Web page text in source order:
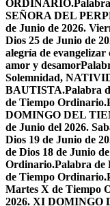
ORDINARIO.
SEÑORA DEL
de Junio de 2026.
Dios 25 de Junio de
alegría de evangelizar
amor y desamor
Solemnidad,
BAUTISTA.Palabra
de Tiempo Ordinario.
DOMINGO DEL
de Junio del 2026.
Dios 19 de Junio de
de Dios 18 de Junio
Ordinario.Palabra de
de Tiempo Ordinario.
Martes X de Tiempo
2026. XI DOMINGO